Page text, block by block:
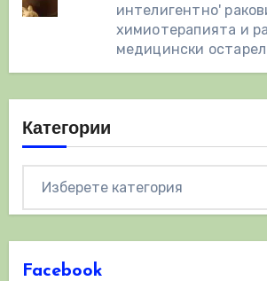
интелигентно'
химиотерапията и
медицински
Категории
Facebook